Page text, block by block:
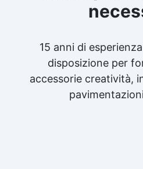
15 anni di
disposizione per
accessorie creatività,